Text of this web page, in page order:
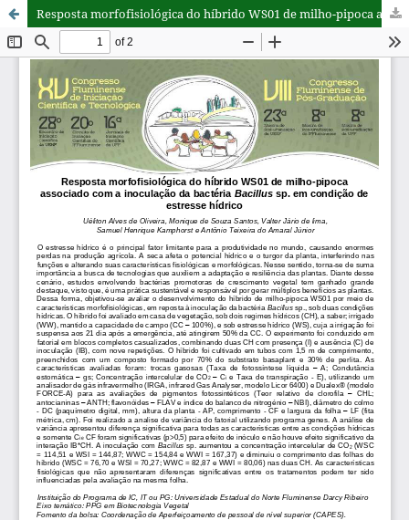
Resposta morfofisiológica do híbrido WS01 de milho-pipoca associado com a inoculação da bactéria Bacillus sp. em condição de estresse hídrico